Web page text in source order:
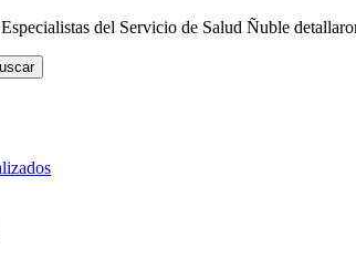
Especialistas del Servicio de Salud Ñuble